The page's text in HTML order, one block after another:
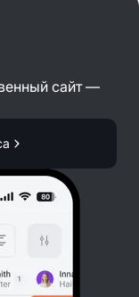
сайт —